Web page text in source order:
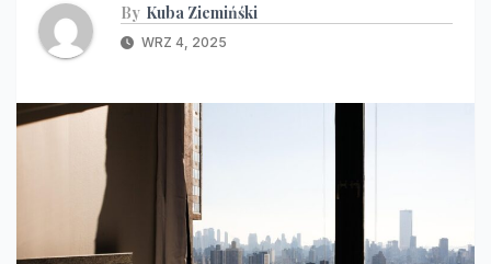
By Kuba Ziemińśki
WRZ 4, 2025